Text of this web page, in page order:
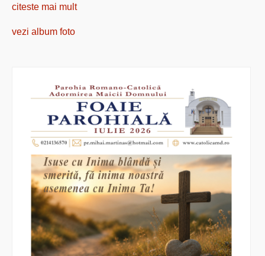
citeste mai mult
vezi album foto